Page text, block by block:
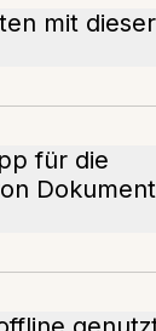
mit
für die